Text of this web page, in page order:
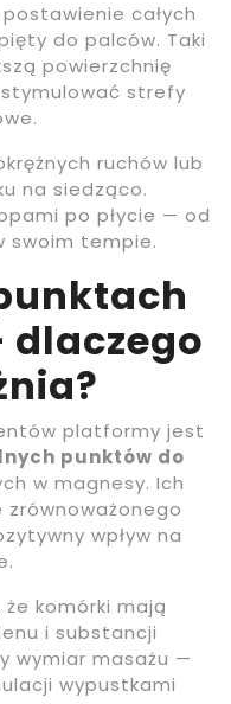
całych
do palców. Taki
powierzchnię
strefy
ruchów lub
na siedząco.
po płycie — od
swoim tempie.
platformy jest
punktów do
w magnesy. Ich
wpływ na
komórki mają
i substancji
wymiar masażu —
wypustkami